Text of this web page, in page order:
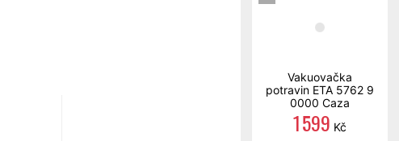
Vakuovačka
potravin ETA 5762 9
0000 Caza
1 599 Kč